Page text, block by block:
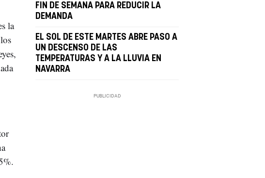
la
FIN DE SEMANA PARA REDUCIR LA
DEMANDA
EL SOL DE ESTE MARTES ABRE PASO A
UN DESCENSO DE LAS
TEMPERATURAS Y A LA LLUVIA EN
NAVARRA